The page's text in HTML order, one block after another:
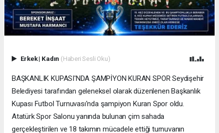
Erkek| Kadın (Haberi Sesli Oku)
BAŞKANLIK KUPASI'NDA ŞAMPİYON KURAN SPOR Seydişehir
Belediyesi tarafından geleneksel olarak düzenlenen Başkanlık
Kupası Futbol Turnuvası'nda şampiyon Kuran Spor oldu.
Atatürk Spor Salonu yanında bulunan çim sahada
gerçekleştirilen ve 18 takımın mücadele ettiği turnuvanın